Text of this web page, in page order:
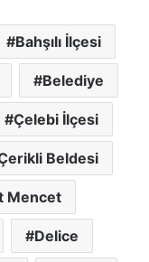
Bahşılı İlçesi
Belediye
Çelebi İlçesi
Beldesi
Mencet
Delice